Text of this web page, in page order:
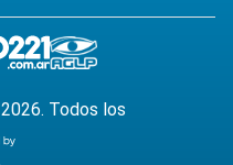
Todos los